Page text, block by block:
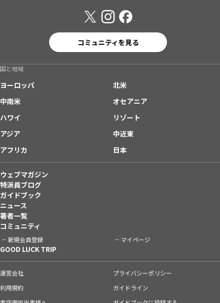
コミュニティを見る
国と地域
ヨーロッパ
北米
中南米
オセアニア
ハワイ
リゾート
アジア
中近東
アフリカ
日本
ウェブマガジン
特派員ブログ
ガイドブック
ニュース
著者一覧
コミュニティ
新規会員登録 マイページ
GOOD LUCK TRIP
運営会社
プライバシーポリシー
利用規約
ガイドライン